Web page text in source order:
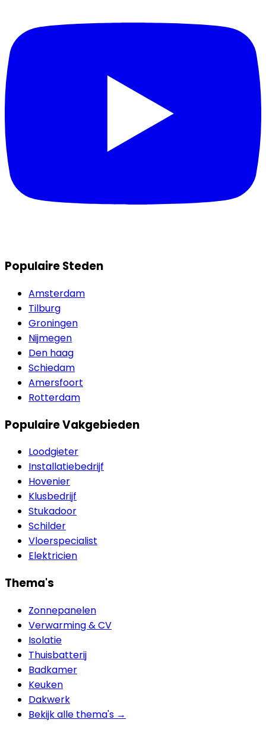
Populaire Steden
Amsterdam
Tilburg
Groningen
Nijmegen
Den haag
Schiedam
Amersfoort
Rotterdam
Populaire Vakgebieden
Loodgieter
Installatiebedrijf
Hovenier
Klusbedrijf
Stukadoor
Schilder
Vloerspecialist
Elektricien
Thema's
Zonnepanelen
Verwarming & CV
Isolatie
Thuisbatterij
Badkamer
Keuken
Dakwerk
Bekijk alle thema's →